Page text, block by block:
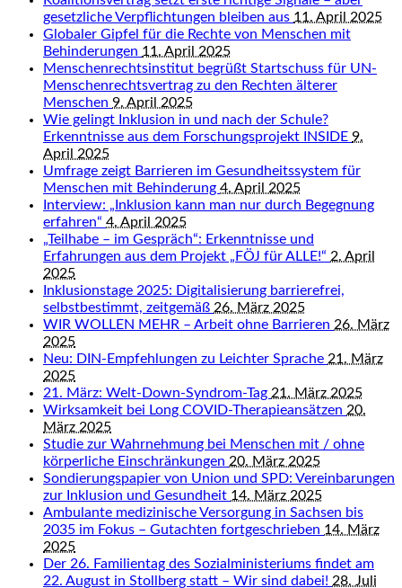
gesetzliche Verpflichtungen bleiben aus 11. April 2025
Globaler Gipfel für die Rechte von Menschen mit
Behinderungen 11. April 2025
Menschenrechtsinstitut begrüßt Startschuss für UN-
Menschenrechtsvertrag zu den Rechten älterer
Menschen 9. April 2025
Wie gelingt Inklusion in und nach der Schule?
Erkenntnisse aus dem Forschungsprojekt INSIDE 9.
April 2025
Umfrage zeigt Barrieren im Gesundheitssystem für
Menschen mit Behinderung 4. April 2025
Interview: „Inklusion kann man nur durch Begegnung
erfahren“ 4. April 2025
„Teilhabe – im Gespräch“: Erkenntnisse und
Erfahrungen aus dem Projekt „FÖJ für ALLE!“ 2. April
2025
Inklusionstage 2025: Digitalisierung barrierefrei,
selbstbestimmt, zeitgemäß 26. März 2025
WIR WOLLEN MEHR – Arbeit ohne Barrieren 26. März
2025
Neu: DIN-Empfehlungen zu Leichter Sprache 21. März
2025
21. März: Welt-Down-Syndrom-Tag 21. März 2025
Wirksamkeit bei Long COVID-Therapieansätzen 20.
März 2025
Studie zur Wahrnehmung bei Menschen mit / ohne
körperliche Einschränkungen 20. März 2025
Sondierungspapier von Union und SPD: Vereinbarungen
zur Inklusion und Gesundheit 14. März 2025
Ambulante medizinische Versorgung in Sachsen bis
2035 im Fokus – Gutachten fortgeschrieben 14. März
2025
Der 26. Familientag des Sozialministeriums findet am
22. August in Stollberg statt – Wir sind dabei! 28. Juli